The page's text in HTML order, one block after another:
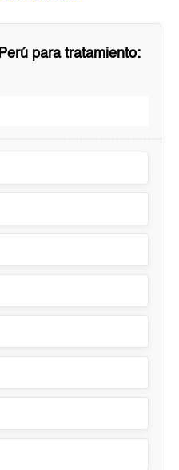
Perúpara tratamiento: